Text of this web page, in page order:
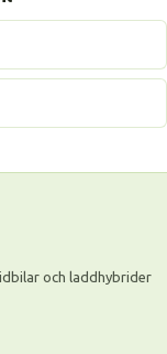
och laddhybrider